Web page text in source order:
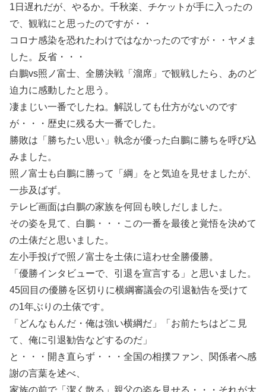
1日遅れだが、やるか。千秋楽、チケットが手に入ったの
で、観戦にと思ったのですが・・
コロナ感染を恐れたわけではなかったのですが・・ヤメま
した。反省・・・
白鵬vs照ノ富士、全勝決戦「溜席」で観戦したら、あのど
迫力に感動したと思う。
凄まじい一番でしたね。解説しても仕方がないのです
が・・・歴史に残る大一番でした。
勝敗は「勝ちたい思い」執念が優った白鵬に勝ちを呼び込
みました。
照ノ富士も白鵬に勝って「綱」をと気迫を見せましたが、
一歩及ばず。
テレビ画面は白鵬の家族を何回も映しだしました。
その姿を見て、白鵬・・・この一番を最後と覚悟を決めて
の土俵だと思いました。
左小手投げで照ノ富士を土俵に這わせ全勝優勝。
「優勝インタビューで、引退を宣言する」と思いました。
45回目の優勝を区切りに横綱審議会の引退勧告を受けて
の1年ぶりの土俵です。
「どんなもんだ・俺は強い横綱だ」「お前たちはどこ見
て、俺に引退勧告などするのだ」
と・・・開き直らず・・・全国の相撲ファン、関係者へ感
謝の言葉を述べ、
家族の前で「潔く散る」親父の姿を見せる・・・それが大